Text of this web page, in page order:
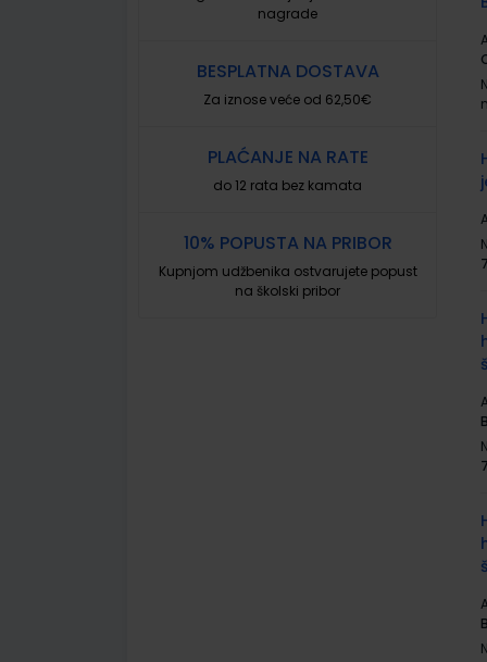
nagrade
BESPLATNA DOSTAVA
Za iznose veće od 62,50€
PLAĆANJE NA RATE
do 12 rata bez kamata
10% POPUSTA NA PRIBOR
Kupnjom udžbenika ostvarujete popust
na školski pribor